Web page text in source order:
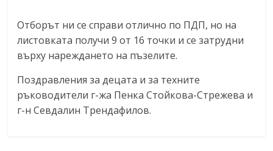
Отборът ни се справи отлично по ПДП, но на
листовката получи 9 от 16 точки и се затрудни
върху нареждането на пъзелите.
Поздравления за децата и за техните
ръководители г-жа Пенка Стойкова-Стрежева и
г-н Севдалин Трендафилов.